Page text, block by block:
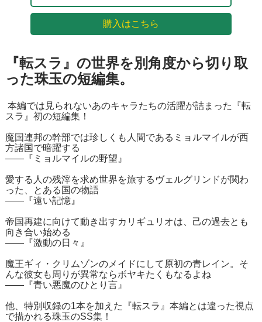
『転スラ』の世界を別角度から切り取
った珠玉の短編集。
本編では見られないあのキャラたちの活躍が詰まった『転
スラ』初の短編集！
魔国連邦の幹部では珍しくも人間であるミョルマイルが西
方諸国で暗躍する
――『ミョルマイルの野望』
愛する人の残滓を求め世界を旅するヴェルグリンドが関わ
った、とある国の物語
――『遠い記憶』
帝国再建に向けて動き出すカリギュリオは、己の過去とも
向き合い始める
――『激動の日々』
魔王ギィ・クリムゾンのメイドにして原初の青レイン。そ
んな彼女も周りが異常ならボヤキたくもなるよね
――『青い悪魔のひとり言』
他、特別収録の1本を加えた『転スラ』本編とは違った視点
で描かれる珠玉のSS集！
購入はこちら